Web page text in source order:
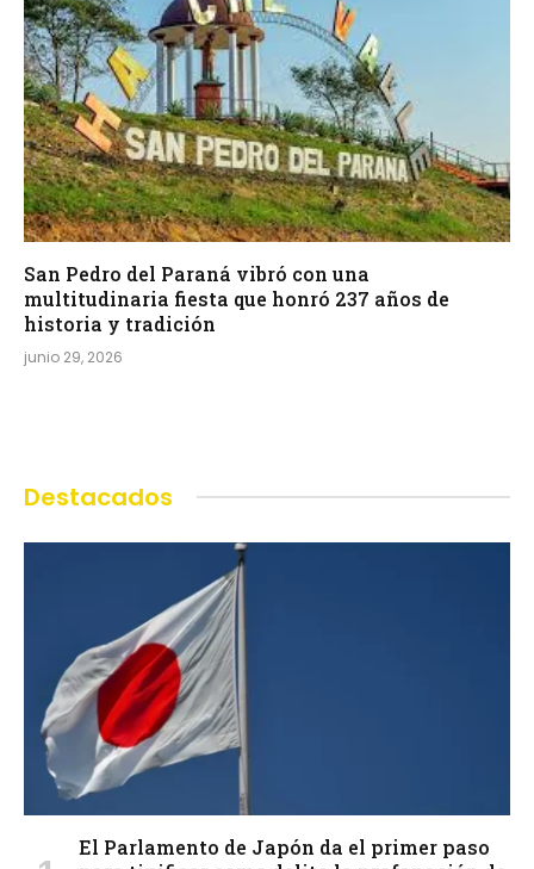
San Pedro del Paraná vibró con una
multitudinaria fiesta que honró 237 años de
historia y tradición
junio 29, 2026
Destacados
El Parlamento de Japón da el primer paso